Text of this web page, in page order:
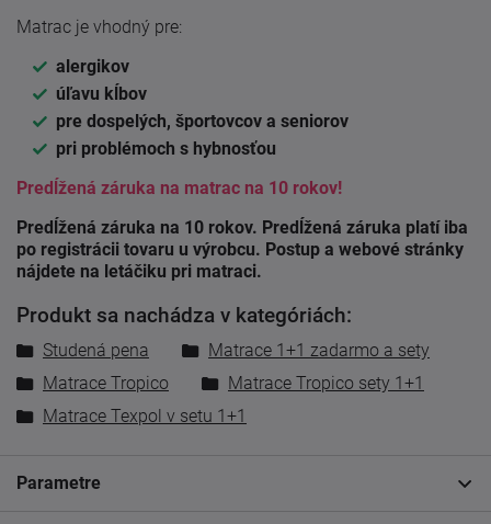
Matrac je vhodný pre:
alergikov
úľavu kĺbov
pre dospelých, športovcov a seniorov
pri problémoch s hybnosťou
Predĺžená záruka na matrac na 10 rokov!
Predĺžená záruka na 10 rokov. Predĺžená záruka platí iba
po registrácii tovaru u výrobcu. Postup a webové stránky
nájdete na letáčiku pri matraci.
Produkt sa nachádza v kategóriách:
Studená pena
Matrace 1+1 zadarmo a sety
Matrace Tropico
Matrace Tropico sety 1+1
Matrace Texpol v setu 1+1
Parametre